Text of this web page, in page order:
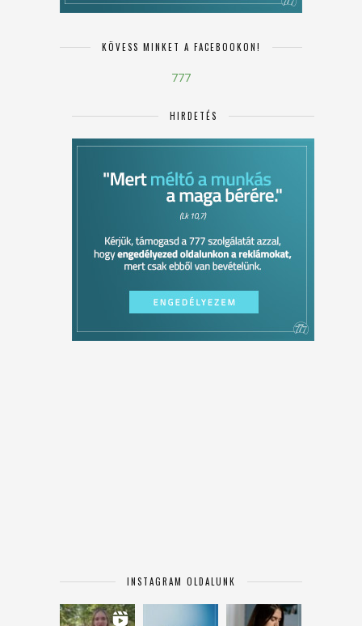
KÖVESS MINKET A FACEBOOKON!
777
HIRDETÉS
INSTAGRAM OLDALUNK